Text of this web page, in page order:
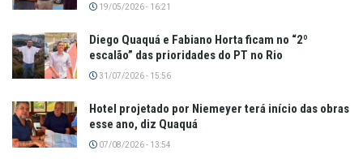
19/05/2026 - 16:21
Diego Quaquá e Fabiano Horta ficam no “2º
escalão” das prioridades do PT no Rio
31/07/2026 - 15:56
Hotel projetado por Niemeyer terá início das obras
esse ano, diz Quaquá
07/08/2026 - 13:54